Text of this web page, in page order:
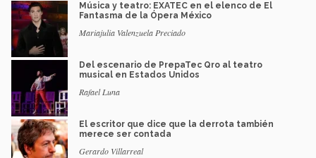
Música y teatro: EXATEC en el elenco de El
Fantasma de la Ópera México
Mariajulia Valenzuela Preciado
Del escenario de PrepaTec Qro al teatro
musical en Estados Unidos
Rafael Luna
El escritor que dice que la derrota también
merece ser contada
Gerardo Villarreal